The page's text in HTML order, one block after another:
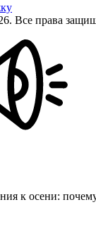
Все права
к осени: